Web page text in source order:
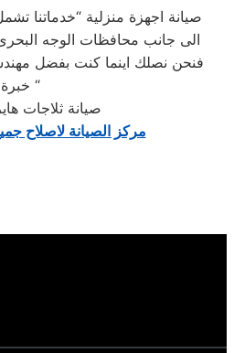
صيانة اجهزة منزلية “خدماتنا
الى جانب محافظات الوجه
فنحن نصلك اينما كنت بفضل
خبرة “
صيانة ثلاجات
مركز الصيانة لاصلاح